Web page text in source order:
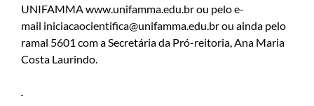
UNIFAMMAwww.unifamma.edu.brou pelo e-
mail iniciacaocientifica@unifamma.edu.brou ainda pelo
ramal 5601 com a Secretária da Pró-reitoria, Ana Maria
Costa Laurindo.